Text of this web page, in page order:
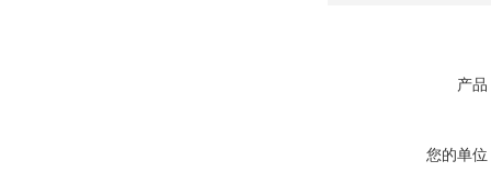
产品
您的单位